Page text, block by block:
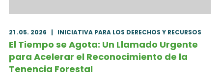
21 .05. 2026 | INICIATIVA PARA LOS DERECHOS Y RECURSOS
El Tiempo se Agota: Un Llamado Urgente
para Acelerar el Reconocimiento de la
Tenencia Forestal